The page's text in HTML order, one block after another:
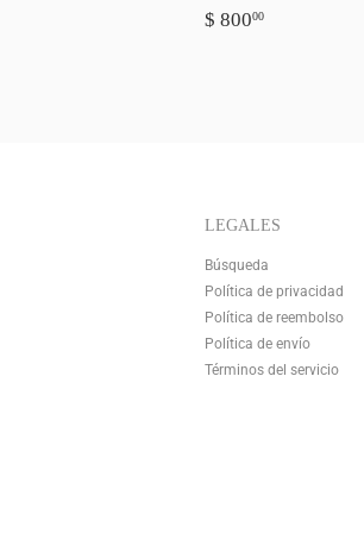
PRECIO
$ 80000
LEGALES
Búsqueda
Política de privacidad
Política de reembolso
Política de envío
Términos del servicio